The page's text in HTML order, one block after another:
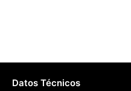
Datos Técnicos